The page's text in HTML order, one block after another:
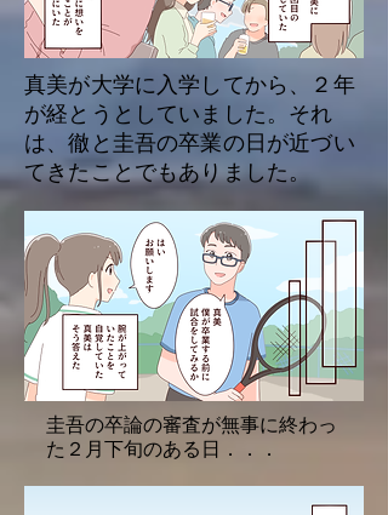
真美が大学に入学してから、２年
が経とうとしていました。それ
は、徹と圭吾の卒業の日が近づい
てきたことでもありました。
圭吾の卒論の審査が無事に終わっ
た２月下旬のある日．．．